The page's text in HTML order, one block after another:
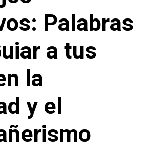
Palabras
a tus
la
y el